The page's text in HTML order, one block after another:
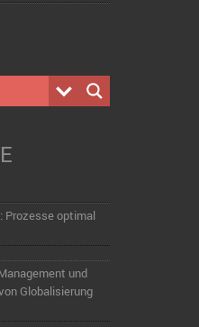
Prozesse optimal
und
Globalisierung